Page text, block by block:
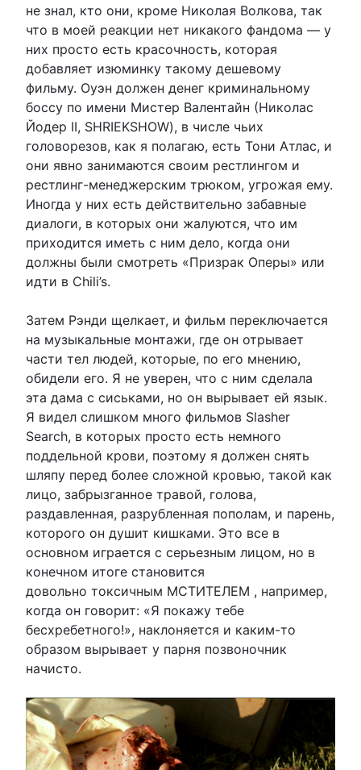
не знал, кто они, кроме Николая Волкова, так
что в моей реакции нет никакого фандома — у
них просто есть красочность, которая
добавляет изюминку такому дешевому
фильму. Оуэн должен денег криминальному
боссу по имени Мистер Валентайн (Николас
Йодер II, SHRIEKSHOW), в числе чьих
головорезов, как я полагаю, есть Тони Атлас, и
они явно занимаются своим рестлингом и
рестлинг-менеджерским трюком, угрожая ему.
Иногда у них есть действительно забавные
диалоги, в которых они жалуются, что им
приходится иметь с ним дело, когда они
должны были смотреть «Призрак Оперы» или
идти в Chili’s.
Затем Рэнди щелкает, и фильм переключается
на музыкальные монтажи, где он отрывает
части тел людей, которые, по его мнению,
обидели его. Я не уверен, что с ним сделала
эта дама с сиськами, но он вырывает ей язык.
Я видел слишком много фильмов Slasher
Search, в которых просто есть немного
поддельной крови, поэтому я должен снять
шляпу перед более сложной кровью, такой как
лицо, забрызганное травой, голова,
раздавленная, разрубленная пополам, и парень,
которого он душит кишками. Это все в
основном играется с серьезным лицом, но в
конечном итоге становится
довольно токсичным МСТИТЕЛЕМ , например,
когда он говорит: «Я покажу тебе
бесхребетного!», наклоняется и каким-то
образом вырывает у парня позвоночник
начисто.